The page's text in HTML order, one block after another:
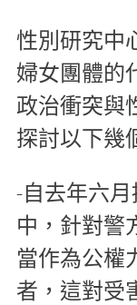
性別研究中
婦女團體的
政治衝突與
探討以下幾
-自去年六
中，針對警
當作為公權
者，這對受